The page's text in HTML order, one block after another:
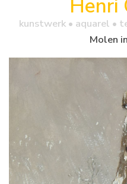
Henri
kunstwerk • aquarel •
Molen